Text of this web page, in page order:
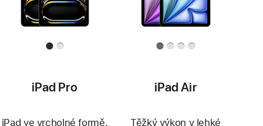
iPad Pro
iPad ve vrcholné formě.
iPad Air
Těžký výkon v lehké